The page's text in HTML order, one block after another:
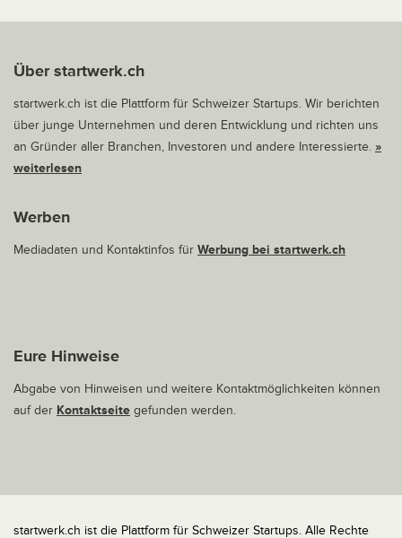
Über startwerk.ch
startwerk.ch ist die Plattform für Schweizer Startups. Wir berichten
über junge Unternehmen und deren Entwicklung und richten uns
an Gründer aller Branchen, Investoren und andere Interessierte. »
weiterlesen
Werben
Mediadaten und Kontaktinfos für Werbung bei startwerk.ch
Eure Hinweise
Abgabe von Hinweisen und weitere Kontaktmöglichkeiten können
auf der Kontaktseite gefunden werden.
startwerk.ch ist die Plattform für Schweizer Startups. Alle Rechte